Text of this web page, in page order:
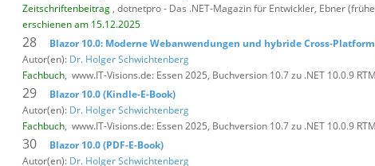
Zeitschriftenbeitrag , dotnetpro - Das .NET-Magazin für Entwickler, Ebner
erschienen am 15.12.2025
28
Blazor 10.0: Moderne Webanwendungen und hybride Cross-
Autor(en): Dr. Holger Schwichtenberg
Fachbuch, www.IT-Visions.de: Essen 2025, Buchversion 10.7 zu .NET 10.0.9 RTM
29
Blazor 10.0 (Kindle-E-Book)
Autor(en): Dr. Holger Schwichtenberg
Fachbuch, www.IT-Visions.de: Essen 2025, Buchversion 10.7 zu .NET 10.0.9 RTM
30
Blazor 10.0 (PDF-E-Book)
Autor(en): Dr. Holger Schwichtenberg